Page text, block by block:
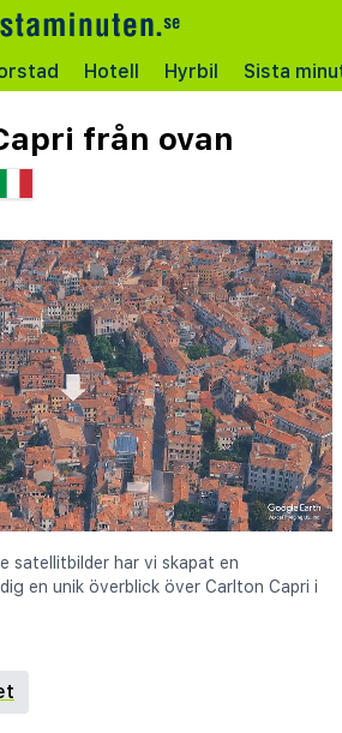
Hotell Hyrbil Sista
från ovan
satellitbilder har vi skapat en
en unik överblick över Carlton Capri i